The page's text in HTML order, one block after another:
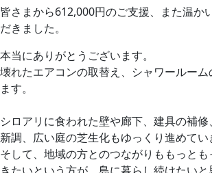
皆さまから612,000円のご支援、また温か
だきました。
本当にありがとうございます。
壊れたエアコンの取替え、シャワールーム
ます。
シロアリに食われた壁や廊下、建具の補
新調、広い庭の芝生化もゆっくり進めてい
そして、地域の方とのつながりももっと